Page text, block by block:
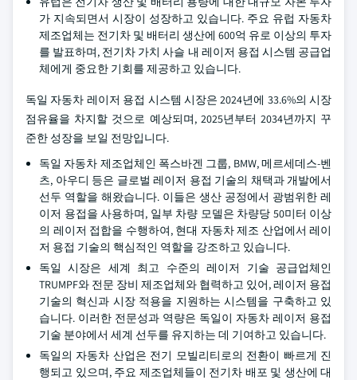
가 지속되면서 시장이 성장하고 있습니다. 주요 유럽 자동차
제조업체는 전기차 및 배터리 생산에 600억 유로 이상의 투자
를 발표하며, 전기차 가치 사슬 내 레이저 용접 시스템 공급업
체에게 중요한 기회를 제공하고 있습니다.
독일 자동차 레이저 용접 시스템 시장은 2024년에 33.6%의 시장
점유율을 차지할 것으로 예상되며, 2025년부터 2034년까지 꾸
준한 성장을 보일 전망입니다.
독일 자동차 제조업체인 폭스바겐 그룹, BMW, 메르세데스-벤
츠, 아우디 등은 글로벌 레이저 용접 기술의 채택과 개발에서
선두 역할을 해왔습니다. 이들은 생산 공정에서 광범위한 레
이저 용접을 사용하며, 일부 차량 모델은 차량당 50미터 이상
의 레이저 접합을 수행하여, 현대 자동차 제조 산업에서 레이
저 용접 기술의 핵심적인 역할을 강조하고 있습니다.
독일 시장은 세계 최고 수준의 레이저 기술 공급업체인
TRUMPF와 전문 장비 제조업체와 협력하고 있어, 레이저 용접
기술의 혁신과 시장 적용을 지원하는 시스템을 구축하고 있
습니다. 이러한 전문성과 역량은 독일이 자동차 레이저 용접
기술 분야에서 세계 선두를 유지하는 데 기여하고 있습니다.
독일의 자동차 산업은 전기 모빌리티로의 전환이 빠르게 진
행되고 있으며, 주요 제조업체들이 전기차 배포 및 생산에 대